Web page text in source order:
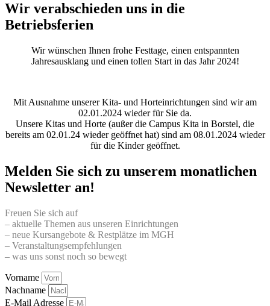
Wir verabschieden uns in die
Betriebsferien
Wir wünschen Ihnen frohe Festtage, einen entspannten
Jahresausklang und einen tollen Start in das Jahr 2024!
Mit Ausnahme unserer Kita- und Horteinrichtungen sind wir am
02.01.2024 wieder für Sie da.
Unsere Kitas und Horte (außer die Campus Kita in Borstel, die
bereits am 02.01.24 wieder geöffnet hat) sind am 08.01.2024 wieder
für die Kinder geöffnet.
Melden Sie sich zu unserem monatlichen
Newsletter an!
Freuen Sie sich auf
– aktuelle Themen aus unseren Einrichtungen
– neue Kursangebote & Restplätze im MGH
– Veranstaltungsempfehlungen
– was uns sonst noch so bewegt
Vorname
Nachname
E-Mail Adresse